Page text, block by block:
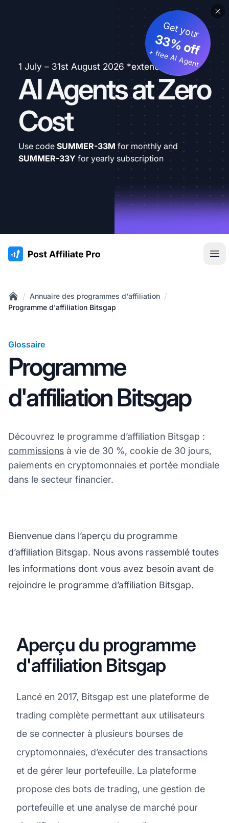
1 July – 31st August 2026 *extended
AI Agents at Zero
Cost
Get your
33% off
+ free AI Agent
Use code SUMMER-33M for monthly and
SUMMER-33Y for yearly subscription
:site.title
Home
/ Annuaire des programmes d'affiliation /
Programme d'affiliation Bitsgap
Glossaire
Programme
d'affiliation Bitsgap
Découvrez le programme d’affiliation Bitsgap :
commissions à vie de 30 %, cookie de 30 jours,
paiements en cryptomonnaies et portée mondiale
dans le secteur financier.
Bienvenue dans l’aperçu du programme
d’affiliation Bitsgap. Nous avons rassemblé toutes
les informations dont vous avez besoin avant de
rejoindre le programme d’affiliation Bitsgap.
Aperçu du programme
d'affiliation Bitsgap
Lancé en 2017, Bitsgap est une plateforme de
trading complète permettant aux utilisateurs
de se connecter à plusieurs bourses de
cryptomonnaies, d’exécuter des transactions
et de gérer leur portefeuille. La plateforme
propose des bots de trading, une gestion de
portefeuille et une analyse de marché pour